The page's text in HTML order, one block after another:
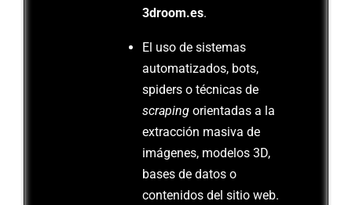
3droom.es.
El uso de sistemas
automatizados, bots,
spiders o técnicas de
scrapingorientadas a la
extracción masiva de
imágenes, modelos 3D,
bases de datos o
contenidos del sitio web.